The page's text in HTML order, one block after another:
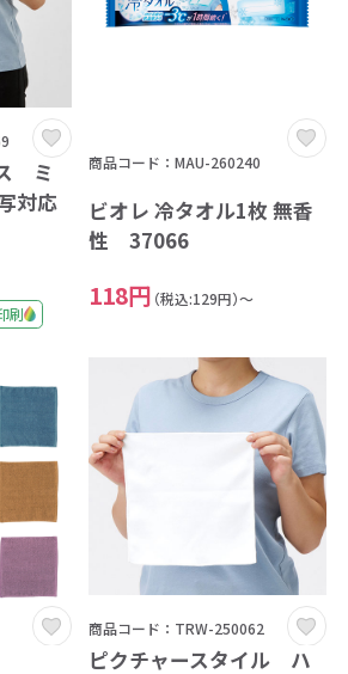
ミ
対応
刷
商品コード：MAU-260240
ビオレ 冷タオル1枚 無香
性 37066
118円 （税込:129円）～
商品コード：TRW-250062
ピクチャースタイル ハ